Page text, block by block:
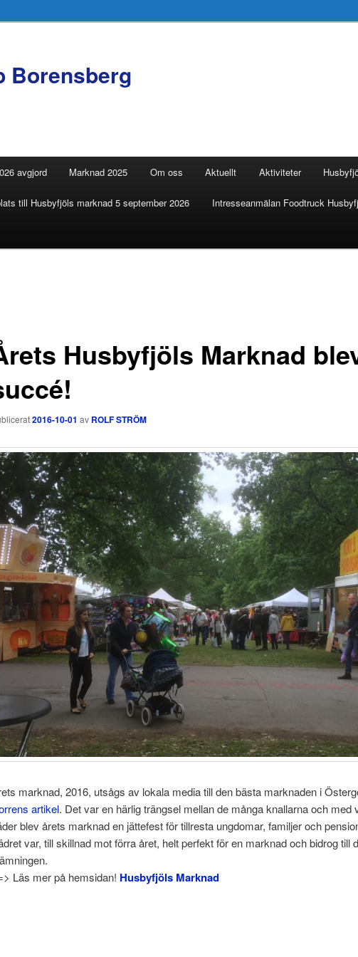
Borensberg
avgjord Marknad 2025 Om oss Aktuellt Aktiviteter
till Husbyfjöls marknad 5 september 2026 Intresseanmälan Foodtruck
Husbyfjöls Marknad
2016-10-01 av ROLF STRÖM
marknad, 2016, utsågs av lokala media till den bästa marknaden i
artikel. Det var en härlig trängsel mellan de många knallarna och med
blev årets marknad en jättefest för tillresta ungdomar, familjer och
var, till skillnad mot förra året, helt perfekt för en marknad och bidrog till
Läs mer på hemsidan! Husbyfjöls Marknad